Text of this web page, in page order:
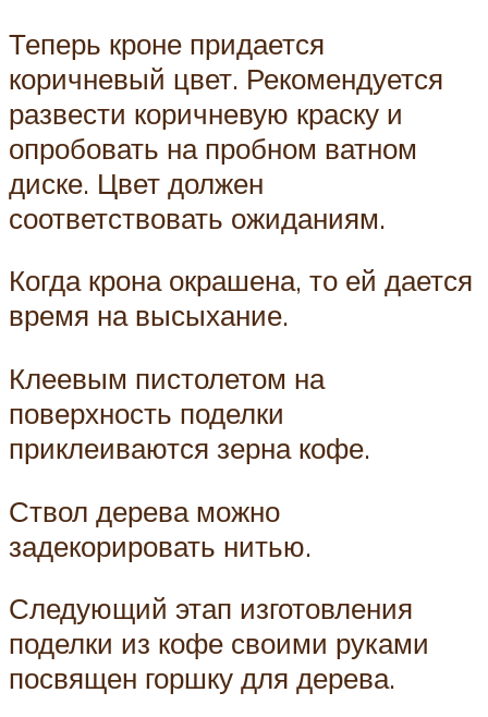
Теперь кроне придается
коричневый цвет. Рекомендуется
развести коричневую краску и
опробовать на пробном ватном
диске. Цвет должен
соответствовать ожиданиям.
Когда крона окрашена, то ей дается
время на высыхание.
Клеевым пистолетом на
поверхность поделки
приклеиваются зерна кофе.
Ствол дерева можно
задекорировать нитью.
Следующий этап изготовления
поделки из кофе своими руками
посвящен горшку для дерева.